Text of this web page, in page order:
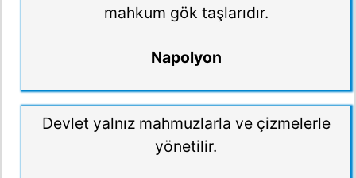
mahkum gök taşlarıdır.
Napolyon
Devlet yalnız mahmuzlarla ve çizmelerle
yönetilir.